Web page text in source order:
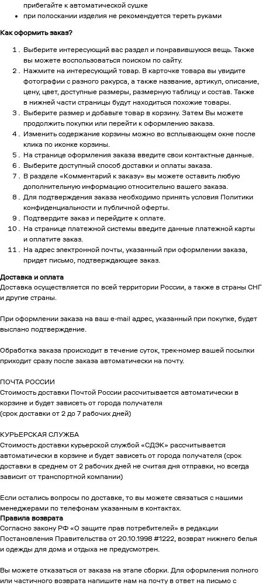
прибегайте к автоматической сушке
при полоскании изделия не рекомендуется тереть руками
Как оформить заказ?
Выберите интересующий вас раздел и понравившуюся вещь. Также
вы можете воспользоваться поиском по сайту.
Нажмите на интересующий товар. В карточке товара вы увидите
фотографии с разного ракурса, а также название, артикул, описание,
цену, цвет, доступные размеры, размерную таблицу и состав. Также
в нижней части страницы будут находиться похожие товары.
Выберите размер и добавьте товар в корзину. Затем Вы можете
продолжить покупки или перейти к оформлению заказа.
Изменить содержание корзины можно во всплывающем окне после
клика по иконке корзины.
На странице оформления заказа введите свои контактные данные.
Выберите доступный способ доставки и оплаты заказа.
В разделе «Комментарий к заказу» вы можете оставить любую
дополнительную информацию относительно вашего заказа.
Для подтверждения заказа необходимо принять условия Политики
конфиденциальности и публичной оферты.
Подтвердите заказ и перейдите к оплате.
На странице платежной системы введите данные платежной карты
и оплатите заказ.
На адрес электронной почты, указанный при оформлении заказа,
придет письмо, подтверждающее заказ.
Доставка и оплата
Доставка осуществляется по всей территории России, а также в страны СНГ
и другие страны.
При оформлении заказа на ваш e-mail адрес, указанный при покупке, будет
выслано подтверждение.
Обработка заказа происходит в течение суток, трек-номер вашей посылки
приходит сразу после заказа автоматически на почту.
ПОЧТА РОССИИ
Стоимость доставки Почтой России рассчитывается автоматически в
корзине и будет зависеть от города получателя
(срок доставки от 2 до 7 рабочих дней)
КУРЬЕРСКАЯ СЛУЖБА
Стоимость доставки курьерской службой «СДЭК» рассчитывается
автоматически в корзине и будет зависеть от города получателя (срок
доставки в среднем от 2 рабочих дней не считая дня отправки, но всегда
зависит от транспортной компании)
Если остались вопросы по доставке, то вы можете связаться с нашими
менеджерами по телефонам указанным в контактах.
Правила возврата
Согласно закону РФ «О защите прав потребителей» в редакции
Постановления Правительства от 20.10.1998 #1222, возврат нижнего белья
и одежды для дома и отдыха не предусмотрен.
Вы можете отказаться от заказа на этапе сборки. Для оформления полного
или частичного возврата напишите нам на почту в ответ на письмо с